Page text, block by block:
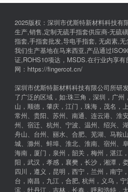
2025版权：深圳市优斯特新材料科技有
生产,销售,定制无硫手指套供应商-无硫
指套,手指套批发,导电手指套, 无卤素,
我们生产基地在马来西亚,产品通过
证,ROHS10项达，MSDS.在行业内享
网：https://fingercot.cn/
深圳市优斯特新材料科技有限公司所研
了广泛的区域，如:珠三角，深圳，广州
山，顺德，肇庆，江门，珠海，茂名，
常州、贵阳、苏州、南通、连云港、淮
州、宿迁、杭州、宁波、温州、绍兴、
舟山、台州、丽水、合肥、芜湖、马鞍
城、滁州、蚌埠、淮北、淮南、宿州、
海南，厦门，泉州，韶关，梅州，湛江
阳，武汉，孝感，襄樊，长沙，湘潭，
四川，遵义，昆明，西宁，兰州，南宁
台，南昌，九江，合肥, 杭州，义乌，
滨，牡丹江，吉林，长春，呼和浩特，